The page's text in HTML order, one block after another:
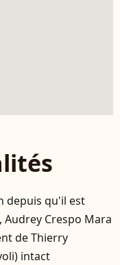
depuis qu'il est
Crespo Mara
de Thierry
intact